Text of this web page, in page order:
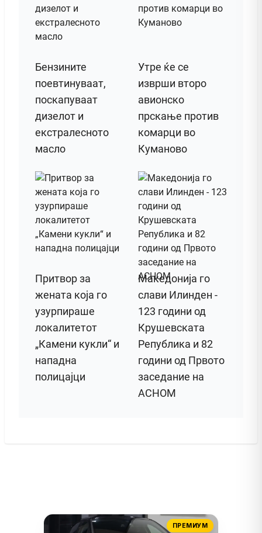
Бензините
поевтинуваат,
поскапуваат
дизелот и
екстралесното
масло
Утре ќе се
изврши второ
авионско
прскање против
комарци во
Куманово
Притвор за
жената која го
узурпираше
локалитетот
„Камени кукли“ и
нападна
полицајци
Македонија го
слави Илинден -
123 години од
Крушевската
Република и 82
години од Првото
заседание на
АСНОМ
ПРЕМИУМ